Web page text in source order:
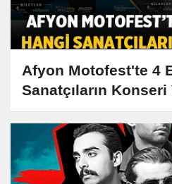
Afyon Motofest'te 4
Sanatçıların Konseri